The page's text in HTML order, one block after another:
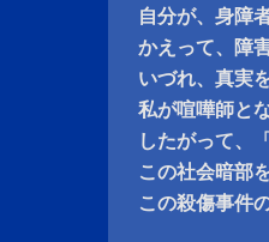
自分が、身障
かえって、障
いづれ、真実
私が喧嘩師と
したがって、
この社会暗部
この殺傷事件